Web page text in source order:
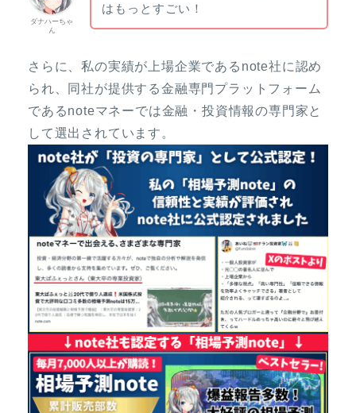
ダナハーちゃ
ん
はもっとすごい！
さらに、私の実績が上場企業であるnote社に認め
られ、同社が提供する金融専門プラットフォーム
であるnoteマネーでは金融・投資情報の専門家と
して選出されています。